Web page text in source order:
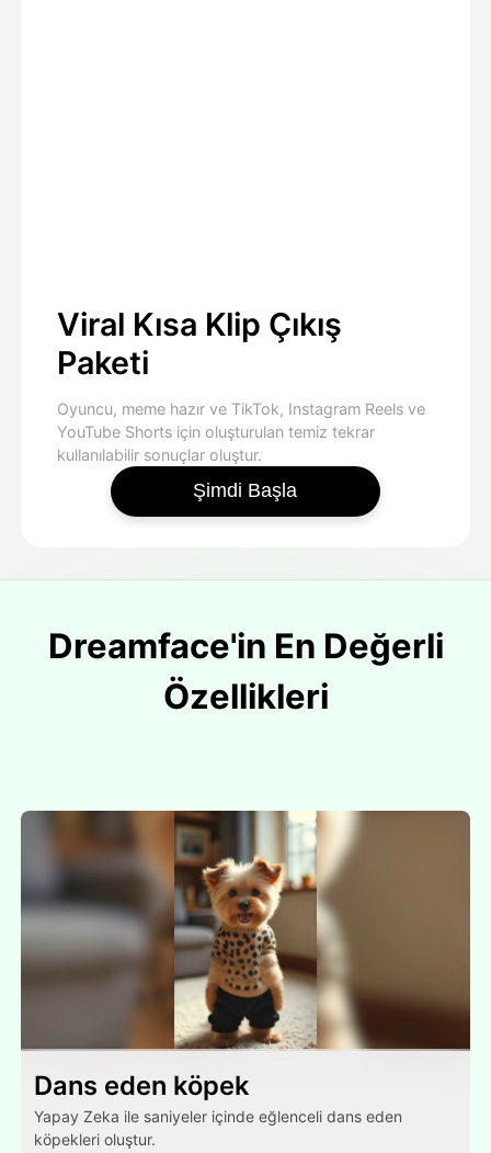
Viral Kısa Klip Çıkış
Paketi
Oyuncu, meme hazır ve TikTok, Instagram Reels ve
YouTube Shorts için oluşturulan temiz tekrar
kullanılabilir sonuçlar oluştur.
Şimdi Başla
Dreamface'in En Değerli
Özellikleri
Dans eden köpek
Yapay Zeka ile saniyeler içinde eğlenceli dans eden
köpekleri oluştur.